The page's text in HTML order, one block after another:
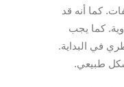
كما أنه قد
كما يجب
في البداية.
طبيعي.